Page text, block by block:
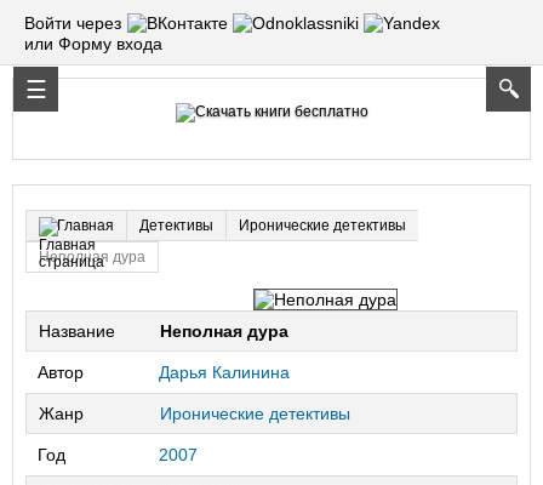
Войти через
или Форму входа
Главная Детективы
Иронические детективы
Неполная дура
Название Неполная дура
Автор Дарья Калинина
Жанр Иронические детективы
Год 2007